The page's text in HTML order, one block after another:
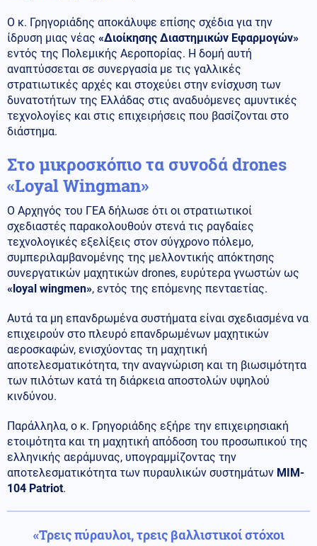
Ο κ. Γρηγοριάδης αποκάλυψε επίσης σχέδια για την
ίδρυση μιας νέας «Διοίκησης Διαστημικών Εφαρμογών»
εντός της Πολεμικής Αεροπορίας. Η δομή αυτή
αναπτύσσεται σε συνεργασία με τις γαλλικές
στρατιωτικές αρχές και στοχεύει στην ενίσχυση των
δυνατοτήτων της Ελλάδας στις αναδυόμενες αμυντικές
τεχνολογίες και στις επιχειρήσεις που βασίζονται στο
διάστημα.
Στο μικροσκόπιο τα συνοδά drones
«Loyal Wingman»
Ο Αρχηγός του ΓΕΑ δήλωσε ότι οι στρατιωτικοί
σχεδιαστές παρακολουθούν στενά τις ραγδαίες
τεχνολογικές εξελίξεις στον σύγχρονο πόλεμο,
συμπεριλαμβανομένης της μελλοντικής απόκτησης
συνεργατικών μαχητικών drones, ευρύτερα γνωστών ως
«loyal wingmen», εντός της επόμενης πενταετίας.
Αυτά τα μη επανδρωμένα συστήματα είναι σχεδιασμένα να
επιχειρούν στο πλευρό επανδρωμένων μαχητικών
αεροσκαφών, ενισχύοντας τη μαχητική
αποτελεσματικότητα, την αναγνώριση και τη βιωσιμότητα
των πιλότων κατά τη διάρκεια αποστολών υψηλού
κινδύνου.
Παράλληλα, ο κ. Γρηγοριάδης εξήρε την επιχειρησιακή
ετοιμότητα και τη μαχητική απόδοση του προσωπικού της
ελληνικής αεράμυνας, υπογραμμίζοντας την
αποτελεσματικότητα των πυραυλικών συστημάτων MIM-
104 Patriot.
«Τρεις πύραυλοι, τρεις βαλλιστικοί στόχοι